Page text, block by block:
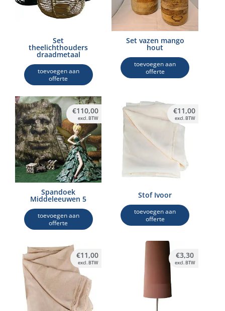
Set
theelichthouders
draadmetaal
toevoegen aan
offerte
Set vazen mango
hout
toevoegen aan
offerte
Spandoek
Middeleeuwen 5
toevoegen aan
offerte
€110,00
excl. BTW
Stof Ivoor
toevoegen aan
offerte
€11,00
excl. BTW
€11,00
excl. BTW
€3,30
excl. BTW